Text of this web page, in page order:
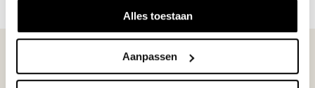
Alles toestaan
Aanpassen
WIJ STAAN VOOR JE KLAAR!